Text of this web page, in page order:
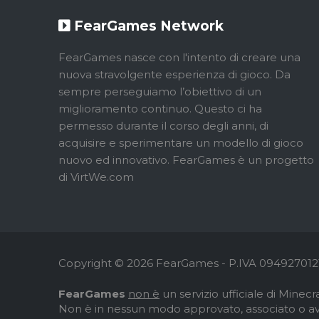
FearGames Network
FearGames nasce con l'intento di creare una
nuova stravolgente esperienza di gioco. Da
sempre perseguiamo l’obiettivo di un
miglioramento continuo. Questo ci ha
permesso durante il corso degli anni, di
acquisire e sperimentare un modello di gioco
nuovo ed innovativo. FearGames è un progetto
di VirtWe.com
Copyright © 2026 FearGames - P.IVA
FearGames non è un servizio ufficiale di
Non è in nessun modo approvato, associato o